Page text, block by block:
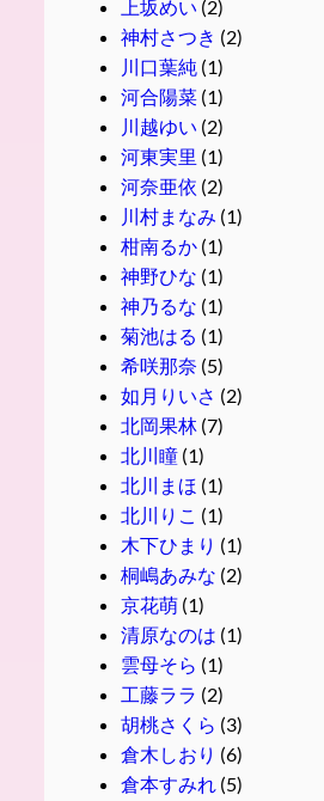
上坂めい (2)
神村さつき (2)
川口葉純(1)
河合陽菜(1)
川越ゆい (2)
河東実里 (1)
河奈亜依 (2)
川村まなみ (1)
柑南るか(1)
神野ひな (1)
神乃るな (1)
菊池はる (1)
希咲那奈 (5)
如月りいさ (2)
北岡果林(7)
北川瞳(1)
北川まほ (1)
北川りこ (1)
木下ひまり (1)
桐嶋あみな (2)
京花萌(1)
清原なのは (1)
雲母そら (1)
工藤ララ (2)
胡桃さくら (3)
倉木しおり (6)
倉本すみれ(5)